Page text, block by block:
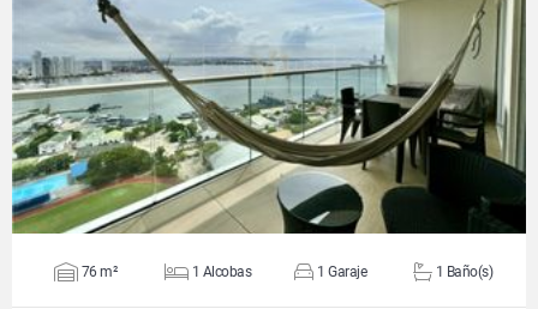
VER DETALLES
76 m² 1 Alcobas 1 Garaje 1 Baño(s)